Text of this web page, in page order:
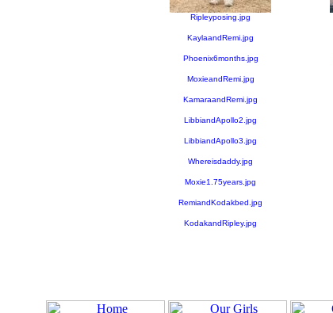
Ripleyposing.jpg
KaylaandRemi.jpg
Phoenix6months.jpg
MoxieandRemi.jpg
KamaraandRemi.jpg
LibbiandApollo2.jpg
LibbiandApollo3.jpg
Whereisdaddy.jpg
Moxie1.75years.jpg
RemiandKodakbed.jpg
KodakandRipley.jpg